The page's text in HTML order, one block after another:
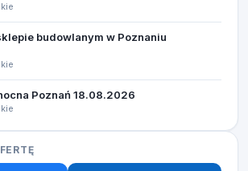
budowlanym w Poznaniu
Poznań 18.08.2026​